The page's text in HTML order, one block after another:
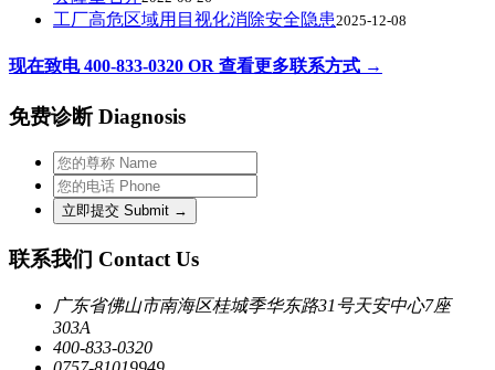
工厂高危区域用目视化消除安全隐患2025-12-08
现在致电 400-833-0320 OR 查看更多联系方式 →
免费诊断 Diagnosis
联系我们 Contact Us
广东省佛山市南海区桂城季华东路31号天安中心7座
303A
400-833-0320